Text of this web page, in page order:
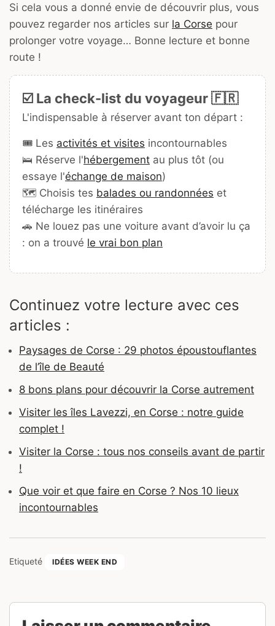
Si cela vous a donné envie de découvrir plus, vous
pouvez regarder nos articles sur la Corse pour
prolonger votre voyage… Bonne lecture et bonne
route !
☑️ La check-list du voyageur 🇫🇷
L'indispensable à réserver avant ton départ :
🎟️ Les activités et visites incontournables
🛌 Réserve l'hébergement au plus tôt (ou
essaye l'échange de maison)
🗺️ Choisis tes balades ou randonnées et
télécharge les itinéraires
🚗 Ne louez pas une voiture avant d’avoir lu ça
: on a trouvé le vrai bon plan
Continuez votre lecture avec ces
articles :
Paysages de Corse : 29 photos époustouflantes
de l’île de Beauté
8 bons plans pour découvrir la Corse autrement
Visiter les îles Lavezzi, en Corse : notre guide
complet !
Visiter la Corse : tous nos conseils avant de partir
!
Que voir et que faire en Corse ? Nos 10 lieux
incontournables
Etiqueté IDÉES WEEK END